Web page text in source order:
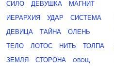
СИЛО
ДЕВУШКА
МАГНИТ
ИЕРАРХИЯ
УДАР
СИСТЕМА
ДЕВИЦА
ТАЙНА
ОЛЕНЬ
ТЕЛО
ЛОТОС НИТЬ
ТОЛПА
ЗЕМЛЯ
СТОРОНА ОВОЩ